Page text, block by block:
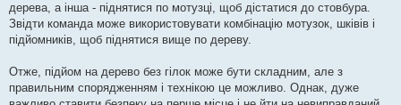
дерева, а інша - піднятися по мотузці, щоб дістатися до стовбура.
Звідти команда може використовувати комбінацію мотузок, шківів і
підйомників, щоб піднятися вище по дереву.
Отже, підйом на дерево без гілок може бути складним, але з
правильним спорядженням і технікою це можливо. Однак, дуже